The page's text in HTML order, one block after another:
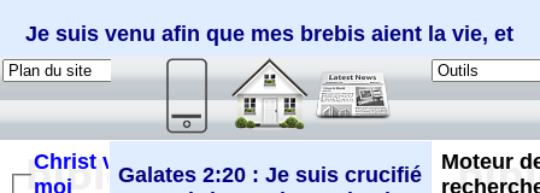
Je suis venu afin que mes brebis aient la vie, et
qu'elles l'aient en abondance (Jean 10:10)
Galates 2:20 : Je suis crucifié